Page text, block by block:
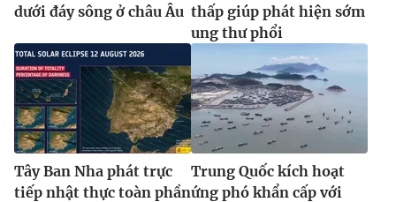
dưới đáy sông ở châu Âu thấp giúp phát hiện sớm
ung thư phổi
Tây Ban Nha phát trực
tiếp nhật thực toàn phần
Trung Quốc kích hoạt
ứng phó khẩn cấp với